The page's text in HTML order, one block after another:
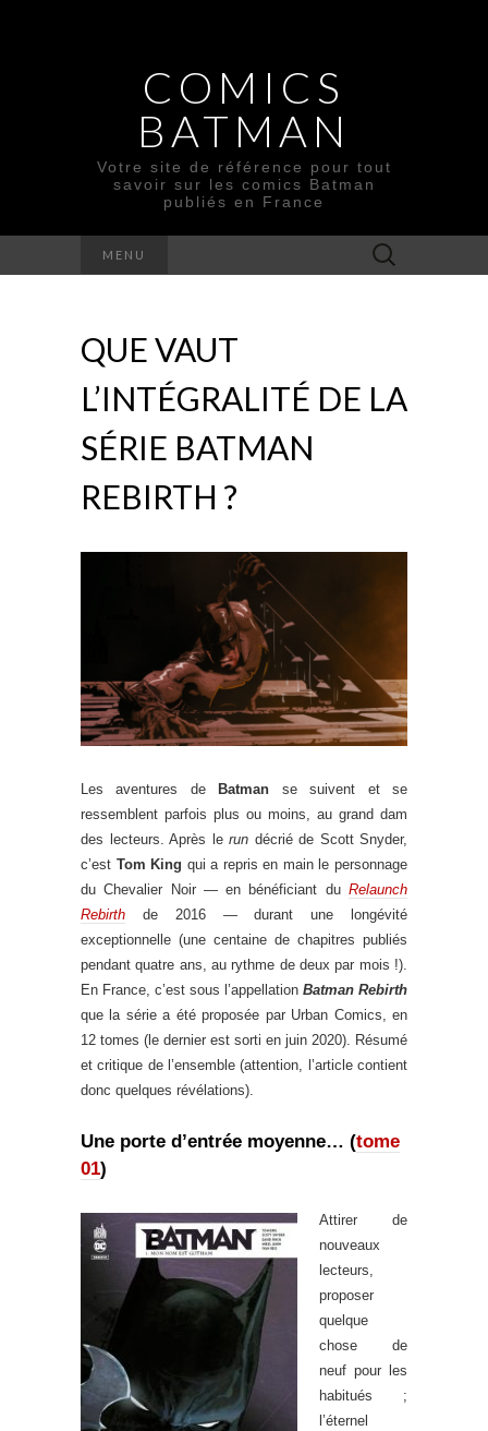
COMICS
BATMAN
Votre site de référence pour tout
savoir sur les comics Batman
publiés en France
MENU Rechercher :
QUE VAUT
L’INTÉGRALITÉ DE LA
SÉRIE BATMAN
REBIRTH ?
Les aventures de
Batman se suivent et se
ressemblent parfois plus ou moins, au grand dam
des lecteurs. Après le run décrié de Scott Snyder,
c’est Tom King qui a repris en main le personnage
du Chevalier Noir — en bénéficiant du Relaunch
Rebirth de 2016 — durant une longévité
exceptionnelle (une centaine de chapitres publiés
pendant quatre ans, au rythme de deux par mois !).
En France, c’est sous l’appellation Batman Rebirth
que la série a été proposée par Urban Comics, en
12 tomes (le dernier est sorti en juin 2020). Résumé
et critique de l’ensemble (attention, l’article contient
donc quelques révélations).
Une porte d’entrée moyenne… (tome
01)
Attirer de
nouveaux
lecteurs,
proposer
quelque
chose de
neuf pour les
habitués ;
l’éternel